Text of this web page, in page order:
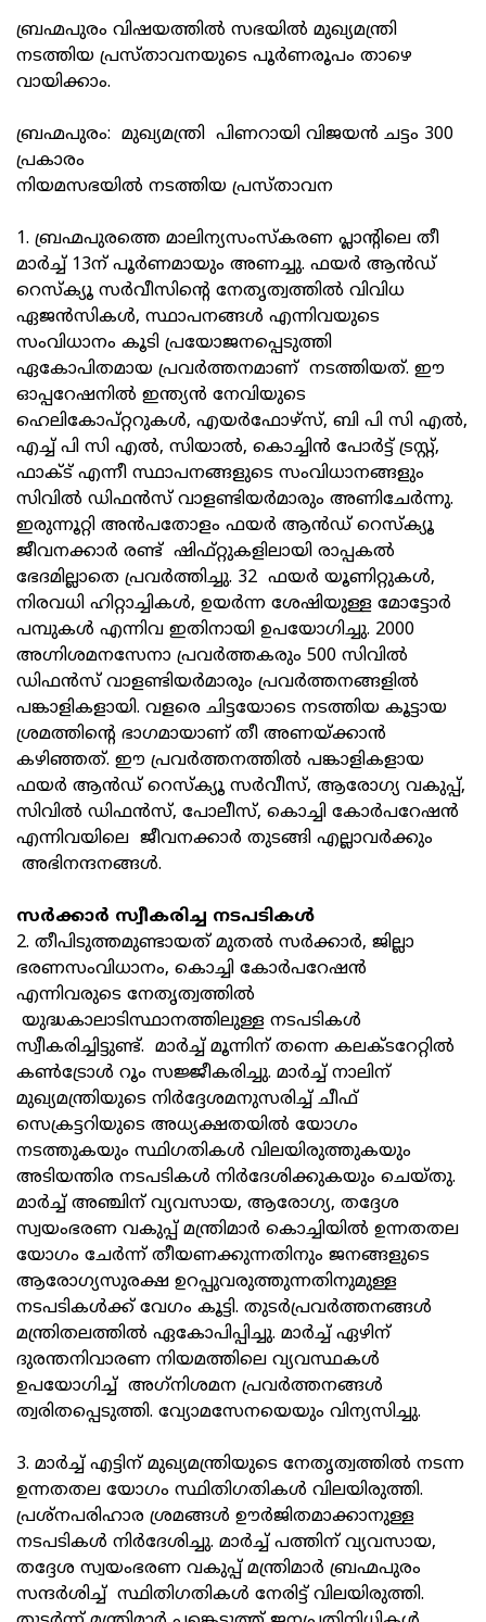
ബ്രഹ്മപുരം വിഷയത്തില്‍ സഭയില്‍ മുഖ്യമന്ത്രി
നടത്തിയ പ്രസ്താവനയുടെ പൂര്‍ണരൂപം താഴെ
വായിക്കാം.
ബ്രഹ്മപുരം: മുഖ്യമന്ത്രി പിണറായി വിജയൻ ചട്ടം 300
പ്രകാരം
നിയമസഭയിൽ‍ നടത്തിയ പ്രസ്താവന
1. ബ്രഹ്മപുരത്തെ മാലിന്യസംസ്കരണ പ്ലാന്റിലെ തീ
മാര്‍ച്ച് 13ന് പൂര്‍ണമായും അണച്ചു. ഫയര്‍ ആന്‍ഡ്
റെസ്‌ക്യൂ സര്‍വീസിന്റെ നേതൃത്വത്തില്‍ വിവിധ
ഏജന്‍സികള്‍, സ്ഥാപനങ്ങള്‍ എന്നിവയുടെ
സംവിധാനം കൂടി പ്രയോജനപ്പെടുത്തി
ഏകോപിതമായ പ്രവര്‍ത്തനമാണ് നടത്തിയത്. ഈ
ഓപ്പറേഷനില്‍ ഇന്ത്യന്‍ നേവിയുടെ
ഹെലികോപ്റ്ററുകള്‍, എയര്‍ഫോഴ്‌സ്, ബി പി സി എല്‍,
എച്ച് പി സി എല്‍, സിയാല്‍, കൊച്ചിന്‍ പോര്‍ട്ട് ട്രസ്റ്റ്,
ഫാക്ട് എന്നീ സ്ഥാപനങ്ങളുടെ സംവിധാനങ്ങളും
സിവില്‍ ഡിഫന്‍സ് വാളണ്ടിയര്‍മാരും അണിചേര്‍ന്നു.
ഇരുന്നൂറ്റി അന്‍പതോളം ഫയര്‍ ആന്‍ഡ് റെസ്‌ക്യൂ
ജീവനക്കാര്‍ രണ്ട് ഷിഫ്റ്റുകളിലായി രാപ്പകല്‍
ഭേദമില്ലാതെ പ്രവര്‍ത്തിച്ചു. 32 ഫയര്‍ യൂണിറ്റുകള്‍,
നിരവധി ഹിറ്റാച്ചികള്‍, ഉയര്‍ന്ന ശേഷിയുള്ള മോട്ടോര്‍
പമ്പുകള്‍ എന്നിവ ഇതിനായി ഉപയോഗിച്ചു. 2000
അഗ്നിശമനസേനാ പ്രവര്‍ത്തകരും 500 സിവില്‍
ഡിഫന്‍സ് വാളണ്ടിയര്‍മാരും പ്രവര്‍ത്തനങ്ങളില്‍
പങ്കാളികളായി. വളരെ ചിട്ടയോടെ നടത്തിയ കൂട്ടായ
ശ്രമത്തിന്റെ ഭാഗമായാണ് തീ അണയ്ക്കാന്‍
കഴിഞ്ഞത്. ഈ പ്രവര്‍ത്തനത്തില്‍ പങ്കാളികളായ
ഫയര്‍ ആന്‍ഡ് റെസ്‌ക്യൂ സര്‍വീസ്, ആരോഗ്യ വകുപ്പ്,
സിവില്‍ ഡിഫന്‍സ്, പോലീസ്, കൊച്ചി കോര്‍പറേഷന്‍
എന്നിവയിലെ ജീവനക്കാര്‍ തുടങ്ങി എല്ലാവര്‍ക്കും
അഭിനന്ദനങ്ങള്‍.
സര്‍ക്കാര്‍ സ്വീകരിച്ച നടപടികള്‍
2. തീപിടുത്തമുണ്ടായത് മുതല്‍ സര്‍ക്കാര്‍, ജില്ലാ
ഭരണസംവിധാനം, കൊച്ചി കോര്‍പറേഷന്‍
എന്നിവരുടെ നേതൃത്വത്തില്‍
യുദ്ധകാലാടിസ്ഥാനത്തിലുള്ള നടപടികള്‍
സ്വീകരിച്ചിട്ടുണ്ട്. മാര്‍ച്ച് മൂന്നിന് തന്നെ കലക്ടറേറ്റില്‍
കണ്‍ട്രോള്‍ റൂം സജ്ജീകരിച്ചു. മാര്‍ച്ച് നാലിന്
മുഖ്യമന്ത്രിയുടെ നിര്‍ദ്ദേശമനുസരിച്ച് ചീഫ്
സെക്രട്ടറിയുടെ അധ്യക്ഷതയില്‍ യോഗം
നടത്തുകയും സ്ഥിഗതികള്‍ വിലയിരുത്തുകയും
അടിയന്തിര നടപടികള്‍ നിര്‍ദേശിക്കുകയും ചെയ്തു.
മാര്‍ച്ച് അഞ്ചിന് വ്യവസായ, ആരോഗ്യ, തദ്ദേശ
സ്വയംഭരണ വകുപ്പ് മന്ത്രിമാര്‍ കൊച്ചിയില്‍ ഉന്നതതല
യോഗം ചേര്‍ന്ന് തീയണക്കുന്നതിനും ജനങ്ങളുടെ
ആരോഗ്യസുരക്ഷ ഉറപ്പുവരുത്തുന്നതിനുമുള്ള
നടപടികള്‍ക്ക് വേഗം കൂട്ടി. തുടര്‍പ്രവര്‍ത്തനങ്ങള്‍
മന്ത്രിതലത്തില്‍ ഏകോപിപ്പിച്ചു. മാര്‍ച്ച് ഏഴിന്
ദുരന്തനിവാരണ നിയമത്തിലെ വ്യവസ്ഥകള്‍
ഉപയോഗിച്ച് അഗ്‌നിശമന പ്രവര്‍ത്തനങ്ങള്‍
ത്വരിതപ്പെടുത്തി. വ്യോമസേനയെയും വിന്യസിച്ചു.
3. മാര്‍ച്ച് എട്ടിന് മുഖ്യമന്ത്രിയുടെ നേതൃത്വത്തില്‍ നടന്ന
ഉന്നതതല യോഗം സ്ഥിതിഗതികള്‍ വിലയിരുത്തി.
പ്രശ്‌നപരിഹാര ശ്രമങ്ങള്‍ ഊര്‍ജിതമാക്കാനുള്ള
നടപടികള്‍ നിര്‍ദേശിച്ചു. മാര്‍ച്ച് പത്തിന് വ്യവസായ,
തദ്ദേശ സ്വയംഭരണ വകുപ്പ് മന്ത്രിമാര്‍ ബ്രഹ്മപുരം
സന്ദര്‍ശിച്ച് സ്ഥിതിഗതികള്‍ നേരിട്ട് വിലയിരുത്തി.